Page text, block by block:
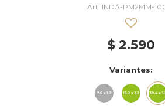
INDA-PM2MM-
$ 2.590
Variantes: